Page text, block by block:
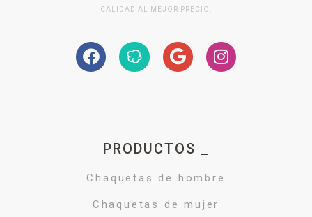
CALIDAD AL MEJOR PRECIO.
PRODUCTOS _
Chaquetas de hombre
Chaquetas de mujer